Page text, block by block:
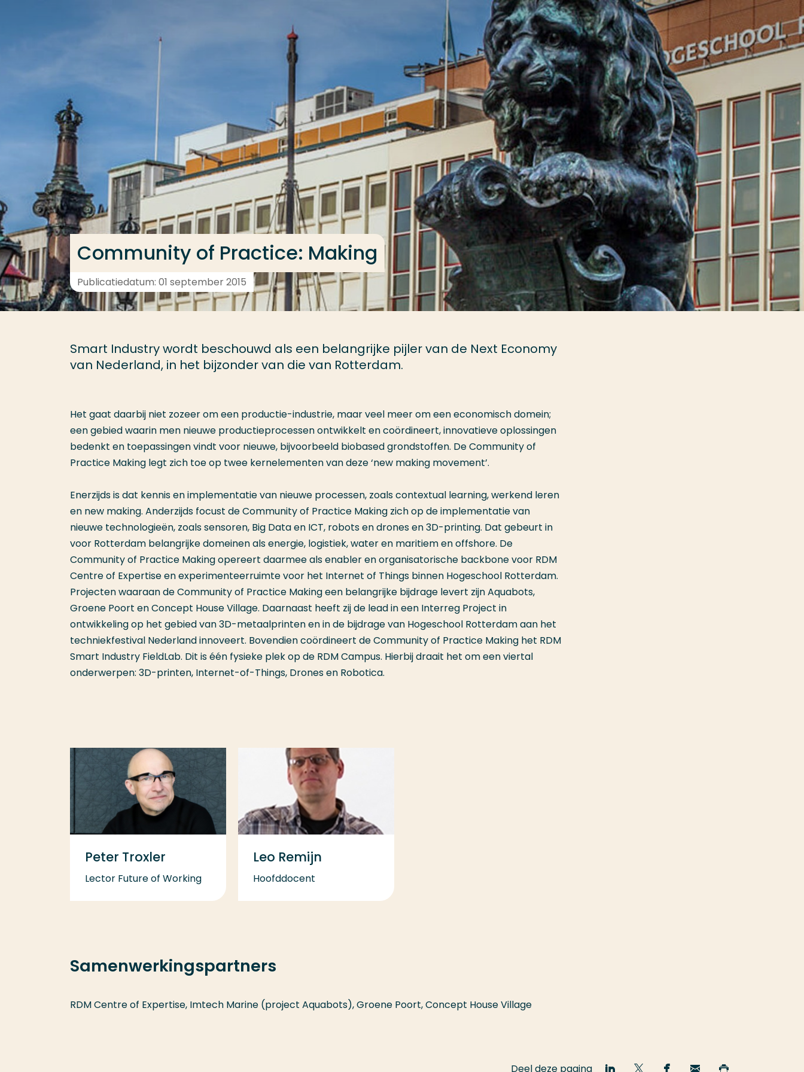
Community of Practice: Making
Publicatiedatum: 01 september 2015
Smart Industry wordt beschouwd als een belangrijke pijler van de Next Economy
van Nederland, in het bijzonder van die van Rotterdam.
Het gaat daarbij niet zozeer om een productie-industrie, maar veel meer om een economisch domein;
een gebied waarin men nieuwe productieprocessen ontwikkelt en coördineert, innovatieve oplossingen
bedenkt en toepassingen vindt voor nieuwe, bijvoorbeeld biobased grondstoffen. De Community of
Practice Making legt zich toe op twee kernelementen van deze ‘new making movement’.
Enerzijds is dat kennis en implementatie van nieuwe processen, zoals contextual learning, werkend leren
en new making. Anderzijds focust de Community of Practice Making zich op de implementatie van
nieuwe technologieën, zoals sensoren, Big Data en ICT, robots en drones en 3D-printing. Dat gebeurt in
voor Rotterdam belangrijke domeinen als energie, logistiek, water en maritiem en offshore. De
Community of Practice Making opereert daarmee als enabler en organisatorische backbone voor RDM
Centre of Expertise en experimenteerruimte voor het Internet of Things binnen Hogeschool Rotterdam.
Projecten waaraan de Community of Practice Making een belangrijke bijdrage levert zijn Aquabots,
Groene Poort en Concept House Village. Daarnaast heeft zij de lead in een Interreg Project in
ontwikkeling op het gebied van 3D-metaalprinten en in de bijdrage van Hogeschool Rotterdam aan het
techniekfestival Nederland innoveert. Bovendien coördineert de Community of Practice Making het RDM
Smart Industry FieldLab. Dit is één fysieke plek op de RDM Campus. Hierbij draait het om een viertal
onderwerpen: 3D-printen, Internet-of-Things, Drones en Robotica.
Peter Troxler
Lector Future of Working
Leo Remijn
Hoofddocent
Samenwerkingspartners
RDM Centre of Expertise, Imtech Marine (project Aquabots), Groene Poort, Concept House Village
Deel deze pagina Deel Deel Deel Email
Veel gezocht